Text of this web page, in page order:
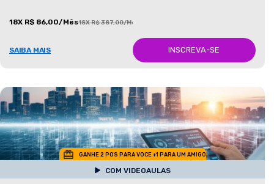
18X R$ 86,00/Mês18X R$ 387,00/Mês
SAIBA MAIS INSCREVA-SE
GANHE 2 POS PARA VOCE +1 PARA UM AMIGO
COM VIDEOAULAS